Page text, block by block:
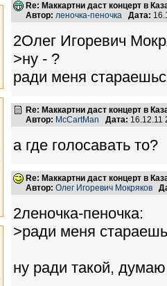
Re: Маккартни даст концерт в
Автор: леночка-пеночка Дата:
2Олег Игоревич
>ну - ?
ради меня
Re: Маккартни даст концерт в
Автор: McCartMan Дата:
а где голосавать то?
Re: Маккартни даст концерт в
Автор: Олег Игоревич Мокряков
2леночка-пеночка:
>ради меня
ну ради такой,